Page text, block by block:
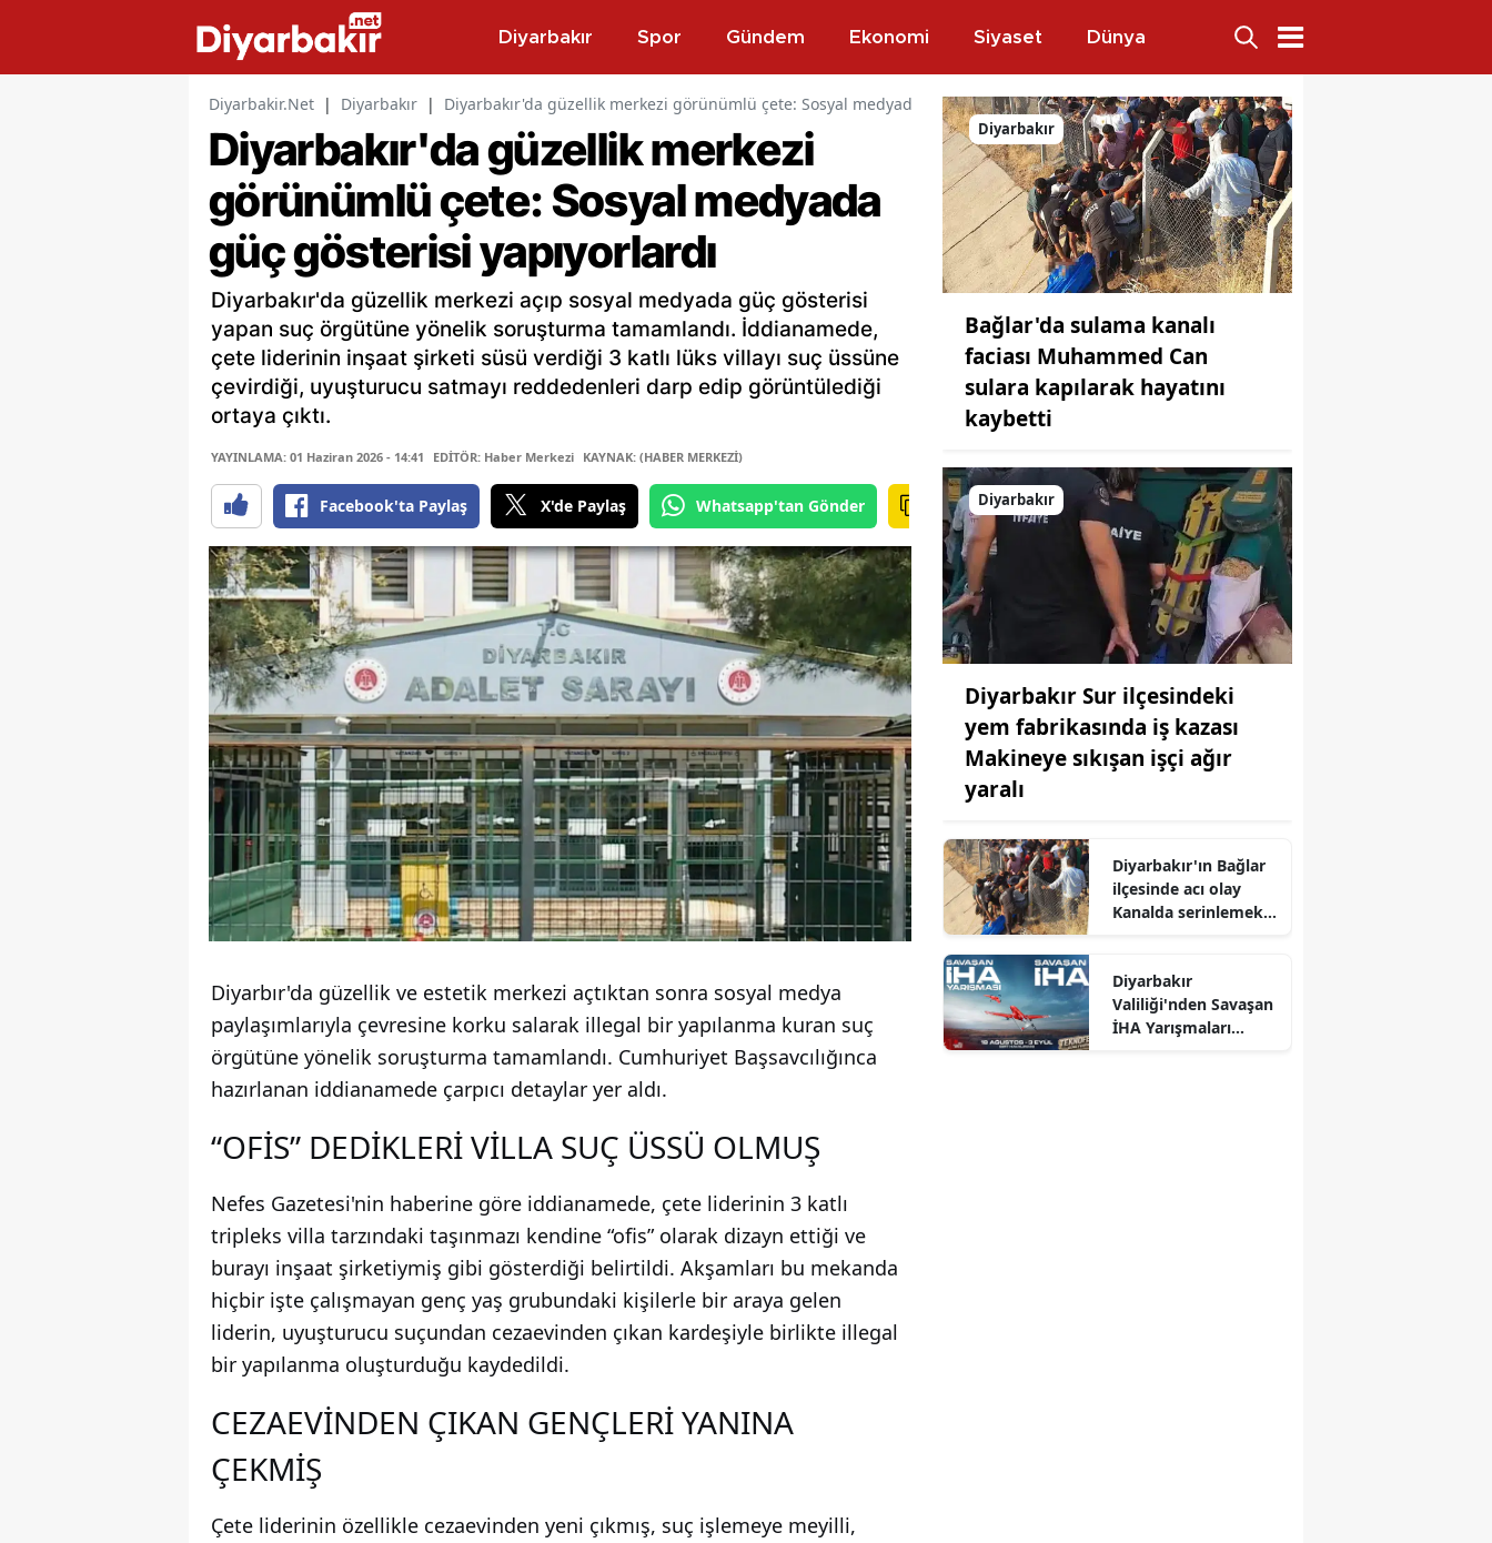
Diyarbakır Spor Gündem Ekonomi Siyaset Dünya
Diyarbakir.Net | Diyarbakır | Diyarbakır'da güzellik merkezi görünümlü çete: Sosyal medyada güç gösterisi yapıyorlardı
Diyarbakır'da güzellik merkezi
görünümlü çete: Sosyal medyada
güç gösterisi yapıyorlardı
Diyarbakır'da güzellik merkezi açıp sosyal medyada güç gösterisi
yapan suç örgütüne yönelik soruşturma tamamlandı. İddianamede,
çete liderinin inşaat şirketi süsü verdiği 3 katlı lüks villayı suç üssüne
çevirdiği, uyuşturucu satmayı reddedenleri darp edip görüntülediği
ortaya çıktı.
YAYINLAMA: 01 Haziran 2026 - 14:41 EDİTÖR: Haber Merkezi KAYNAK: (HABER MERKEZİ)
Facebook'ta Paylaş X'de Paylaş Whatsapp'tan Gönder
Diyarbır'da güzellik ve estetik merkezi açtıktan sonra sosyal medya
paylaşımlarıyla çevresine korku salarak illegal bir yapılanma kuran suç
örgütüne yönelik soruşturma tamamlandı. Cumhuriyet Başsavcılığınca
hazırlanan iddianamede çarpıcı detaylar yer aldı.
“OFİS” DEDİKLERİ VİLLA SUÇ ÜSSÜ OLMUŞ
Nefes Gazetesi'nin haberine göre iddianamede, çete liderinin 3 katlı
tripleks villa tarzındaki taşınmazı kendine “ofis” olarak dizayn ettiği ve
burayı inşaat şirketiymiş gibi gösterdiği belirtildi. Akşamları bu mekanda
hiçbir işte çalışmayan genç yaş grubundaki kişilerle bir araya gelen
liderin, uyuşturucu suçundan cezaevinden çıkan kardeşiyle birlikte illegal
bir yapılanma oluşturduğu kaydedildi.
CEZAEVİNDEN ÇIKAN GENÇLERİ YANINA
ÇEKMİŞ
Çete liderinin özellikle cezaevinden yeni çıkmış, suç işlemeye meyilli,
Diyarbakır
Bağlar'da sulama kanalı
faciası Muhammed Can
sulara kapılarak hayatını
kaybetti
Diyarbakır
Diyarbakır Sur ilçesindeki
yem fabrikasında iş kazası
Makineye sıkışan işçi ağır
yaralı
Diyarbakır'ın Bağlar
ilçesinde acı olay
Kanalda serinlemek
Diyarbakır
Valiliği'nden Savaşan
İHA Yarışmaları